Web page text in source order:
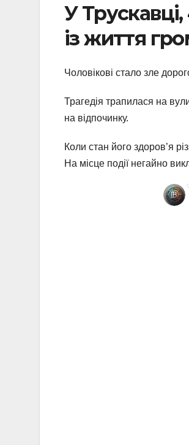
У Трускавці,
із життя
Чоловікові стало зле
Трагедія трапилася на
на відпочинку.
Коли стан його здоров’я
На місце події негайно